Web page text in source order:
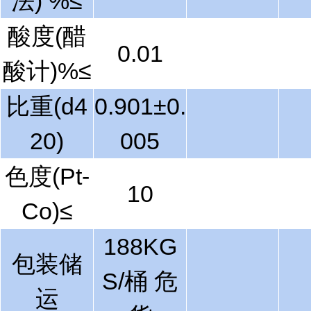
酸度(醋
酸计)%≤
0.01
比重(d4
20)
0.901±0.
005
色度(Pt-
Co)≤
10
包装储
运
188KG
S/桶 危